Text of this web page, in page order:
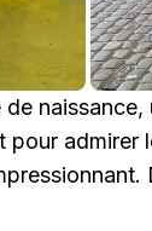
naissance,
pour admirer